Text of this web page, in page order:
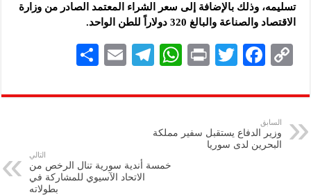
تسليمه، وذلك بالإضافة إلى سعر الشراء المعتمد الصادر من وزارة
الاقتصاد والصناعة والبالغ 320 دولاراً للطن الواحد.
C
p
y
Li
F
eb
k
T
tt
P
nt
W
at
A
p
Te
gr
E
ai
ar
السابق
وزير الدفاع يستقبل سفير مملكة
البحرين لدى سوريا
التالي
خمسة أندية سورية تنال الرخص من
الاتحاد الآسيوي للمشاركة في
بطولاته